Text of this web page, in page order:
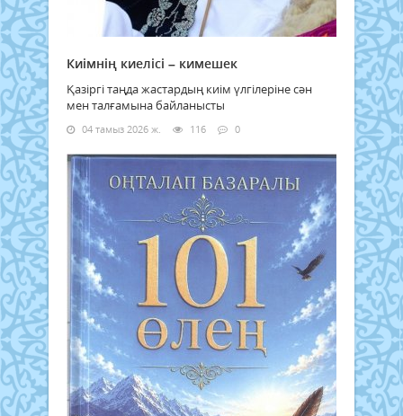
Киімнің киелісі – кимешек
Қазіргі таңда жастардың киім үлгілеріне сән
мен талғамына байланысты
04 тамыз 2026 ж. 116 0